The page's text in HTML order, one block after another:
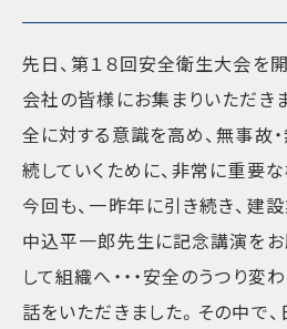
先日、第１８回安全衛生大会を
会社の皆様にお集まりいただき
全に対する意識を高め、無事故
続していくために、非常に重要な
今回も、一昨年に引き続き、建
中込平一郎先生に記念講演をお
して組織へ・・・安全のうつり変
話をいただきました。その中で